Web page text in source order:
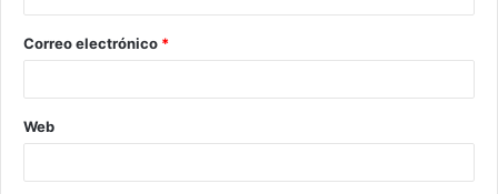
Correo electrónico *
Web